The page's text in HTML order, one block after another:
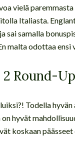
vielä
Italiasta.
sai samalla
malta odottaa ensi
Round-Up
Todella
hyvät
koskaan